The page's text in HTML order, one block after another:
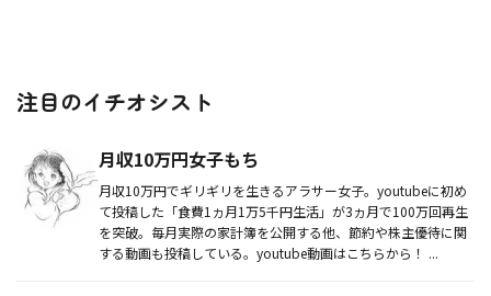
注目のイチオシスト
月収10万円女子もち
月収10万円でギリギリを生きるアラサー女子。youtubeに初め
て投稿した「食費1ヵ月1万5千円生活」が3ヵ月で100万回再生
を突破。毎月実際の家計簿を公開する他、節約や株主優待に関
する動画も投稿している。youtube動画はこちらから！ ...